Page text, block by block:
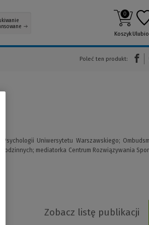
0
Koszyk
Poleć ten produkt:
Uniwersytetu Warszawskiego;
mediatorka Centrum Rozwiązywania
Zobacz listę publikacji